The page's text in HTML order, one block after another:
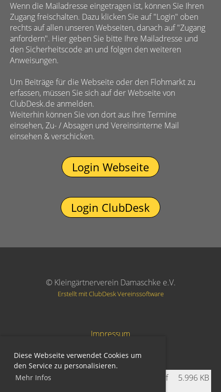
Diese Webseite verwendet Cookies um
den Service zu personalisieren.
Mehr Infos
Wenn die Mailadresse eingetragen ist, können Sie Ihren
Zugang freischalten. Dazu klicken Sie auf "Login" oben
rechts auf allen unseren Webseiten, danach auf "Zugang
anfordern". Hier geben Sie bitte Ihre Mailadresse und
den Sicherheitscode an und folgen den weiteren
Anweisungen.
Um Beiträge für die Webseite oder den Flohmarkt zu
erfassen, müssen Sie sich auf der Webseite von
ClubDesk.de anmelden.
Weiterhin können Sie von dort aus Ihre Termine
einsehen, Zu- / Absagen und Vereinsinterne Mail
einsehen & verschicken.
Login Webseite
Login ClubDesk
© Kleingärtnerverein Damaschke e.V.
Erstellt mit ClubDesk Vereinssoftware
Impressum
Gartenordnung-Stand-30-03-2012.pdf
5.996 KB